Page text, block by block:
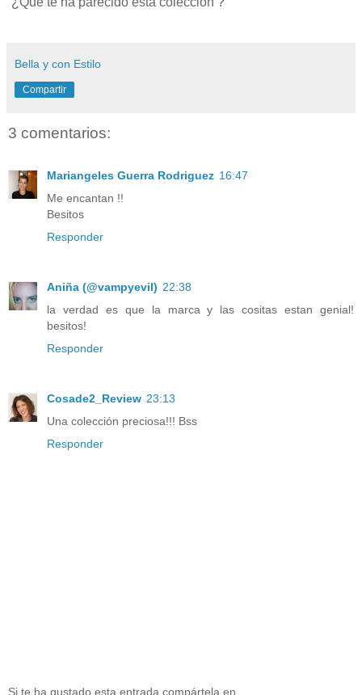
Bella y con Estilo
Compartir
3 comentarios:
Mariangeles Guerra Rodriguez 16:47
Me encantan !!
Besitos
Responder
Aniña (@vampyevil) 22:38
la verdad es que la marca y las cositas estan genial!
besitos!
Responder
Cosade2_Review 23:13
Una colección preciosa!!! Bss
Responder
Si te ha gustado esta entrada compártela en